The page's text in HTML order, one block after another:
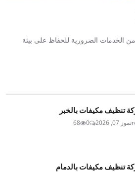
الخدمات الضرورية للحفاظ على بيئة
تنظيف مكيفات بالخبر
تموز 07, 2026 0
68
تنظيف مكيفات بالدمام